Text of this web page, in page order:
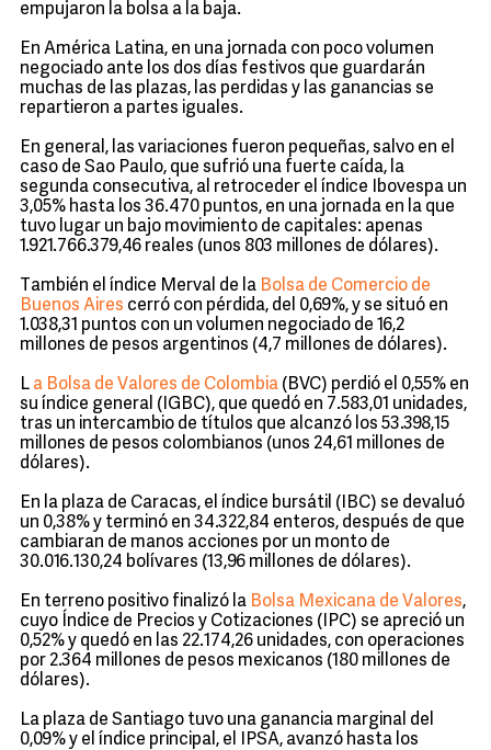
empujaron la bolsa a la baja.
En América Latina, en una jornada con poco volumen
negociado ante los dos días festivos que guardarán
muchas de las plazas, las perdidas y las ganancias se
repartieron a partes iguales.
En general, las variaciones fueron pequeñas, salvo en el
caso de Sao Paulo, que sufrió una fuerte caída, la
segunda consecutiva, al retroceder el índice Ibovespa un
3,05% hasta los 36.470 puntos, en una jornada en la que
tuvo lugar un bajo movimiento de capitales: apenas
1.921.766.379,46 reales (unos 803 millones de dólares).
También el índice Merval de la Bolsa de Comercio de
Buenos Aires cerró con pérdida, del 0,69%, y se situó en
1.038,31 puntos con un volumen negociado de 16,2
millones de pesos argentinos (4,7 millones de dólares).
L a Bolsa de Valores de Colombia (BVC) perdió el 0,55% en
su índice general (IGBC), que quedó en 7.583,01 unidades,
tras un intercambio de títulos que alcanzó los 53.398,15
millones de pesos colombianos (unos 24,61 millones de
dólares).
En la plaza de Caracas, el índice bursátil (IBC) se devaluó
un 0,38% y terminó en 34.322,84 enteros, después de que
cambiaran de manos acciones por un monto de
30.016.130,24 bolívares (13,96 millones de dólares).
En terreno positivo finalizó la Bolsa Mexicana de Valores,
cuyo Índice de Precios y Cotizaciones (IPC) se apreció un
0,52% y quedó en las 22.174,26 unidades, con operaciones
por 2.364 millones de pesos mexicanos (180 millones de
dólares).
La plaza de Santiago tuvo una ganancia marginal del
0,09% y el índice principal, el IPSA, avanzó hasta los